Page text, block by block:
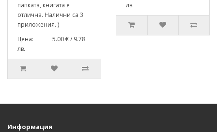
папката, книгата е
отлична. Налични са 3
приложения. )
Цена: 5.00 € / 9.78
лв.
лв.
Информация